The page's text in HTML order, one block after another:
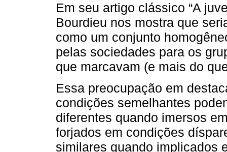
Em seu artigo clássico “A
Bourdieu nos mostra que
como um conjunto
pelas sociedades para os
que marcavam (e mais do
Essa preocupação em
condições semelhantes
diferentes quando imersos
forjados em condições
similares quando implicados